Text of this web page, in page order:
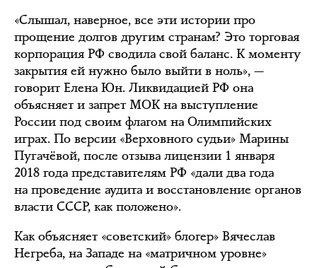
«Слышал, наверное, все эти истории про
прощение долгов другим странам? Это торговая
корпорация РФ сводила свой баланс. К моменту
закрытия ей нужно было выйти в ноль», —
говорит Елена Юн. Ликвидацией РФ она
объясняет и запрет МОК на выступление
России под своим флагом на Олимпийских
играх. По версии «Верховного судьи» Марины
Пугачёвой, после отзыва лицензии 1 января
2018 года представителям РФ «дали два года
на проведение аудита и восстановление органов
власти СССР, как положено».
Как объясняет «советский» блогер» Вячеслав
Негреба, на Западе на «матричном уровне»